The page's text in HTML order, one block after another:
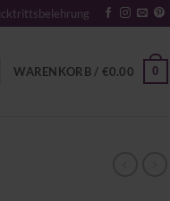
WARENKORB / €0.00 0